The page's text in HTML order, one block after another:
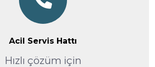
Acil Servis Hattı
Hızlı çözüm için